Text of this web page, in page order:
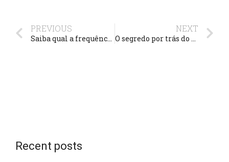
PREVIOUS
Saiba qual a frequência ideal para limpar a caixa de areia do seu gato
NEXT
O segredo por trás do pelo saudável da minha Corgi e Pastor de Shetland
Recent posts